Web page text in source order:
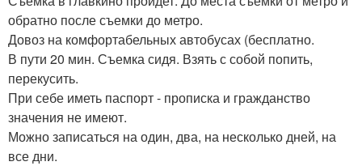
обратно после съемки до метро.
Довоз на комфортабельных автобусах (бесплатно.
В пути 20 мин. Съемка сидя. Взять с собой попить,
перекусить.
При себе иметь паспорт - прописка и гражданство
значения не имеют.
Можно записаться на один, два, на несколько дней, на
все дни.